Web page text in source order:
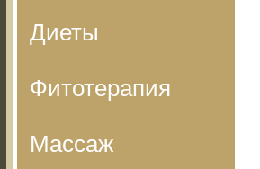
Диеты
Фитотерапия
Массаж